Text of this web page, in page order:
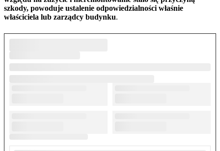
szkody, powoduje ustalenie odpowiedzialności właśnie
właściciela lub zarządcy budynku.